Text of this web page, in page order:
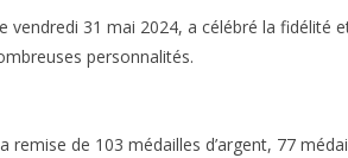
vendredi 31 mai 2024, a célébré la fidélité
personnalités.
remise de 103 médailles d’argent, 77